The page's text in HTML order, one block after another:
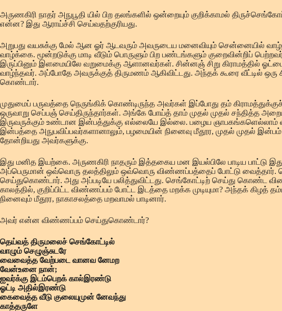
அருணகிரி நாதர் அநுபூதி யில் பிற தலங்களில் ஒன்றையும் குறிக்காமல்
என்ன? இது ஆராய்ச்சி செய்வதற்குரியது.
அறுபது வயசுக்கு மேல் ஆன ஓர் ஆடவரும் அவருடைய மனைவியும் சென்னையில்
வாழ்க்கை. மூன்றடுக்கு மாடி வீடும் பொருளும் பிற பண்டங்களும் குறைவின்றிப்
இருப்பினும் இளமையிலே வறுமைக்கு ஆளானவர்கள். சின்னஞ் சிறு கிராமத்தில்
வாழ்ந்தவர். அப்போதே அவருக்குத் திருமணம் ஆகிவிட்டது. அந்தக் கூரை வீட்டில் ஒரு
கொண்டார்.
முதுமைப் பருவத்தை நெருங்கிக் கொண்டிருந்த அவர்கள் இப்போது தம்
ஒருவாறு செப்பஞ் செய்திருந்தார்கள். அங்கே போய்த் தாம் முதல் முதல் சந்தித்த
இருவருக்கும் உண்டான இன்பத்துக்கு எல்லையே இல்லை. பழைய ஞாபகங்களெல்லாம்
இன்பத்தை அநுபவிப்பவர்களானாலும், பழமையின் நினைவு மீதூர, முதல் முதல்
தோன்றியது அவர்களுக்கு.
இது மனித இயற்கை. அருணகிரி நாதரும் இத்தகைய மன இயல்பிலே பாடிய பாட்டு
அப்பெருமான் ஒவ்வொரு தலத்திலும் ஒவ்வொரு விண்ணப்பத்தைப் போட்டு வைத்தார்.
செய்துகொண்டார். அது அப்படியே பலித்துவிட்டது. செங்கோட்டிற் செய்து கொண்ட
காலத்தில், குறிப்பிட்ட விண்ணப்பம் போட்ட இடத்தை மறக்க முடியுமா? அந்தக் கிழத்
நினைவும் மீதூர, நாகாசலத்தை மறவாமல் பாடினார்.
அவர் என்ன விண்ணப்பம் செய்துகொண்டார்?
தெய்வத் திருமலைச் செங்கோட்டில்
வாழும் செழுஞ்சுடரே
வைவைத்த வேற்படை வானவ னேமற
வேன்உனை நான்;
ஐவர்க்கு இடம்பெறக் கால்இரண்டு
ஓட்டி அதில்இரண்டு
கைவைத்த வீடு குலையுமுன் னேவந்து
காத்தருளே